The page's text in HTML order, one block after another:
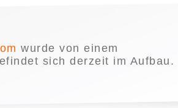
wurde von einem
sich derzeit im Aufbau.